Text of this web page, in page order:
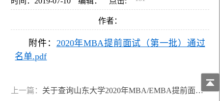
作者：
附件： 2020年MBA提前面试（第一批）通过
名单.pdf
上一篇：
关于查询山东大学2020年MBA/EMBA提前面试（第二批）评审结果的通知